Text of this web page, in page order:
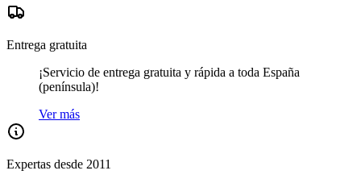
Entrega gratuita
¡Servicio de entrega gratuita y rápida a toda España
(península)!
Ver más
Expertas desde 2011